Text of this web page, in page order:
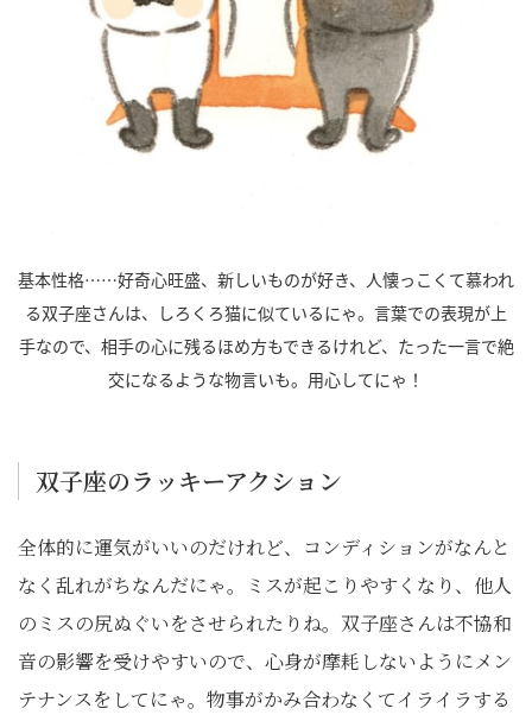
基本性格……好奇心旺盛、新しいものが好き、人懐っこくて慕われ
る双子座さんは、しろくろ猫に似ているにゃ。言葉での表現が上
手なので、相手の心に残るほめ方もできるけれど、たった一言で絶
交になるような物言いも。用心してにゃ！
双子座のラッキーアクション
全体的に運気がいいのだけれど、コンディションがなんと
なく乱れがちなんだにゃ。ミスが起こりやすくなり、他人
のミスの尻ぬぐいをさせられたりね。双子座さんは不協和
音の影響を受けやすいので、心身が摩耗しないようにメン
テナンスをしてにゃ。物事がかみ合わなくてイライラする